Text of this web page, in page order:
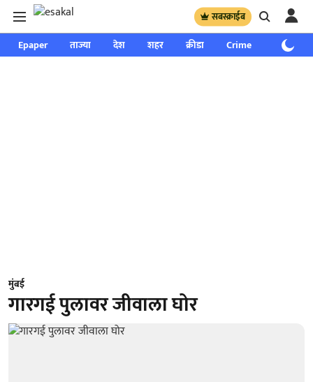
सबस्क्राईब
Epaper ताज्या देश शहर क्रीडा Crime साप्ताहिक
मुंबई
गारगई पुलावर जीवाला घोर